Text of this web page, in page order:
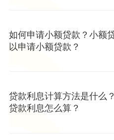
如何申请小额贷款？小额
以申请小额贷款？
贷款利息计算方法是什么
贷款利息怎么算？